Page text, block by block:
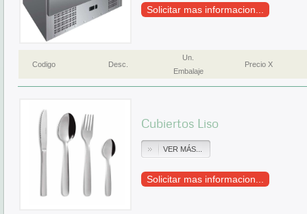
Solicitar mas informacion...
Codigo Desc.
Un.
Embalaje
Precio X
Cubiertos Liso
VER MÁS...
Solicitar mas informacion...